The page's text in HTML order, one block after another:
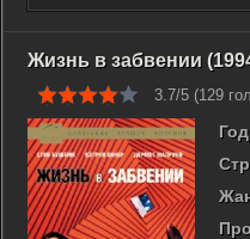
решают навеки покончить с
Жизнь в забвении
3.7/5 (129